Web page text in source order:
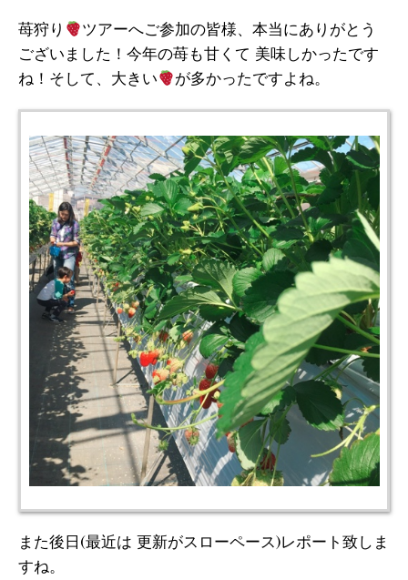
苺狩り
ツアーへご参加の皆様、本当にありがとう
ございました！今年の苺も甘くて 美味しかったです
ね！そして、大きい
が多かったですよね。
また後日(最近は 更新がスローペース)レポート致しま
すね。